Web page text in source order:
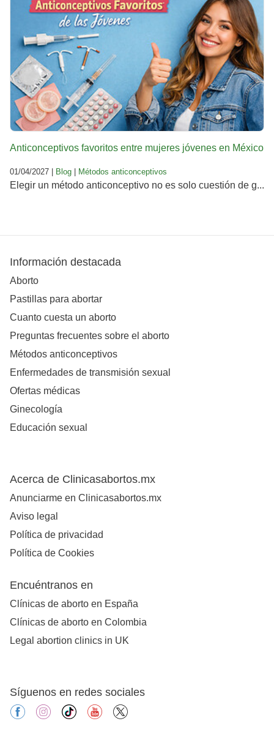
Anticonceptivos favoritos entre mujeres jóvenes en México
01/04/2027 | Blog Métodos anticonceptivos
Elegir un método anticonceptivo no es solo cuestión de g...
Información destacada
Aborto
Pastillas para abortar
Cuanto cuesta un aborto
Preguntas frecuentes sobre el aborto
Métodos anticonceptivos
Enfermedades de transmisión sexual
Ofertas médicas
Ginecología
Educación sexual
Acerca de Clinicasabortos.mx
Anunciarme en Clinicasabortos.mx
Aviso legal
Política de privacidad
Política de Cookies
Encuéntranos en
Clínicas de aborto en España
Clínicas de aborto en Colombia
Legal abortion clinics in UK
Síguenos en redes sociales
facebookinstagram
tiktok youtube